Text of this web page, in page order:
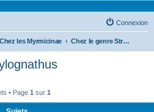
Connexion
Chez les Myrmicinae Chez le genre Strongylognathus
• Page 1 sur 1